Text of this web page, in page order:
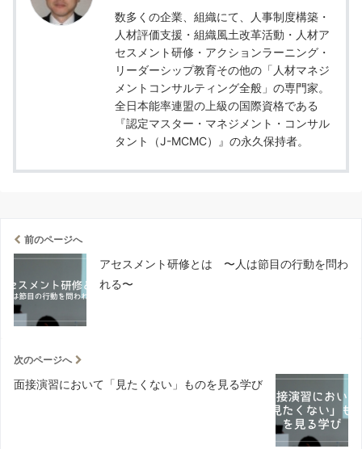
数多くの企業、組織にて、人事制度構築・
人材評価支援・組織風土改革活動・人材ア
セスメント研修・アクションラーニング・
リーダーシップ教育その他の「人材マネジ
メントコンサルティング全般」の専門家。
全日本能率連盟の上級の国際資格である
『認定マスター・マネジメント・コンサル
タント（J-MCMC）』の永久保持者。
前のページへ
アセスメント研修とは 〜人は節目の行動を問わ
れる〜
次のページへ
面接演習において「見たくない」ものを見る学び